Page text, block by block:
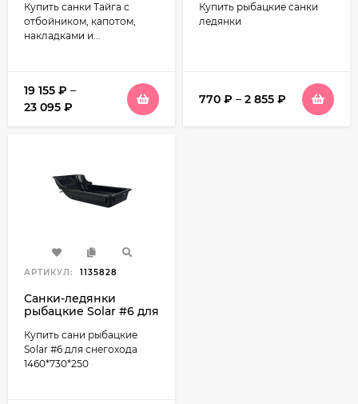
Купить санки Тайга с
отбойником, капотом,
накладками и...
19 155 ₽ –
23 095 ₽
Купить рыбацкие санки
ледянки
770 ₽ – 2 855 ₽
АРТИКУЛ: 1135828
Санки-ледянки
рыбацкие Solar #6 для
1460*810*450
Купить сани рыбацкие
Solar #6 для снегохода
1460*730*250